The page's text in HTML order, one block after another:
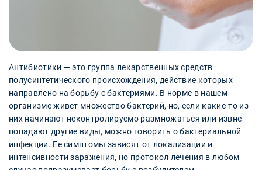
Антибиотики — это группа лекарственных средств
полусинтетического происхождения, действие которых
направлено на борьбу с бактериями. В норме в нашем
организме живет множество бактерий, но, если какие-то из
них начинают неконтролируемо размножаться или извне
попадают другие виды, можно говорить о бактериальной
инфекции. Ее симптомы зависят от локализации и
интенсивности заражения, но протокол лечения в любом